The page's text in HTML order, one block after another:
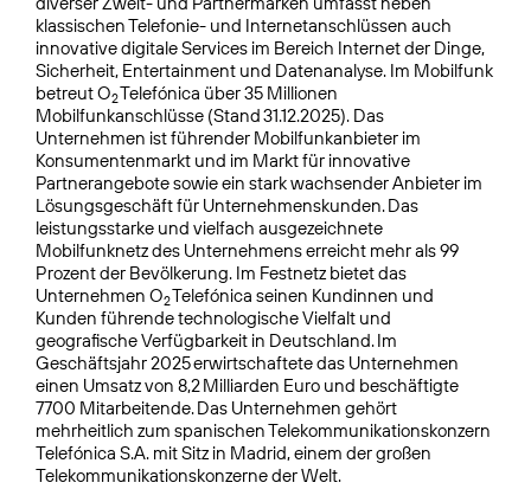
klassischen Telefonie- und Internetanschlüssen auch
innovative digitale Services im Bereich Internet der Dinge,
Sicherheit, Entertainment und Datenanalyse. Im Mobilfunk
betreut O2Telefónica über 35 Millionen
Mobilfunkanschlüsse (Stand 31.12.2025). Das
Unternehmen ist führender Mobilfunkanbieter im
Konsumentenmarkt und im Markt für innovative
Partnerangebote sowie ein stark wachsender Anbieter im
Lösungsgeschäft für Unternehmenskunden. Das
leistungsstarke und vielfach ausgezeichnete
Mobilfunknetz des Unternehmens erreicht mehr als 99
Prozent der Bevölkerung. Im Festnetz bietet das
Unternehmen O2Telefónica seinen Kundinnen und
Kunden führende technologische Vielfalt und
geografische Verfügbarkeit in Deutschland. Im
Geschäftsjahr 2025 erwirtschaftete das Unternehmen
einen Umsatz von 8,2 Milliarden Euro und beschäftigte
7700 Mitarbeitende. Das Unternehmen gehört
mehrheitlich zum spanischen Telekommunikationskonzern
Telefónica S.A. mit Sitz in Madrid, einem der großen
Telekommunikationskonzerne der Welt.